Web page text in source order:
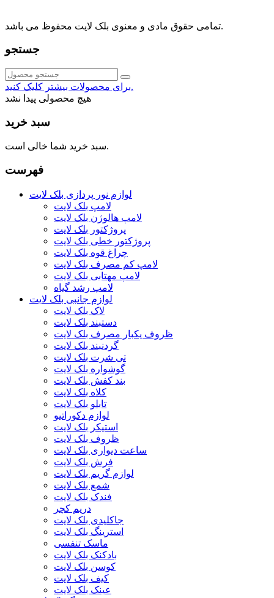
تمامی حقوق مادی و معنوی بلک لایت محفوظ می باشد.
جستجو
برای محصولات بیشتر کلیک کنید.
هیچ محصولی پیدا نشد
سبد خرید
سبد خرید شما خالی است.
فهرست
لوازم نور پردازی بلک لایت
لامپ بلک لایت
لامپ هالوژن بلک لایت
پروژکتور بلک لایت
پروژکتور خطی بلک لایت
چراغ قوه بلک لایت
لامپ کم مصرف بلک لایت
لامپ مهتابی بلک لایت
لامپ رشد گیاه
لوازم جانبی بلک لایت
لاک بلک لایت
دستبند بلک لایت
ظروف یکبار مصرف بلک لایت
گردنبند بلک لایت
تی شرت بلک لایت
گوشواره بلک لایت
بند کفش بلک لایت
کلاه بلک لایت
تابلو بلک لایت
لوازم دکوراتیو
استیکر بلک لایت
ظروف بلک لایت
ساعت دیواری بلک لایت
فرش بلک لایت
لوازم گریم بلک لایت
شمع بلک لایت
فندک بلک لایت
دریم کچر
جاکلیدی بلک لایت
استرینگ بلک لایت
ماسک تنفسی
بادکنک بلک لایت
کوسن بلک لایت
کیف بلک لایت
عینک بلک لایت